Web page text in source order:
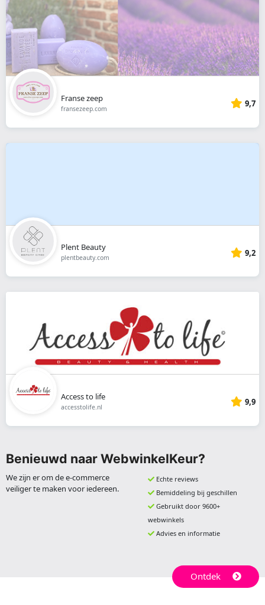
Franse zeep
fransezeep.com 9,7
Plent Beauty
plentbeauty.com 9,2
Access to life
accesstolife.nl 9,9
Benieuwd naar WebwinkelKeur?
We zijn er om de e-commerce
veiliger te maken voor iedereen.
Echte reviews
Bemiddeling bij geschillen
Gebruikt door 9600+
webwinkels
Advies en informatie
Ontdek